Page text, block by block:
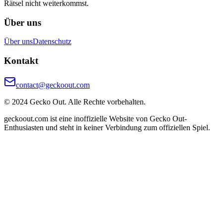
Rätsel nicht weiterkommst.
Über uns
Über unsDatenschutz
Kontakt
contact@geckoout.com
© 2024 Gecko Out. Alle Rechte vorbehalten.
geckoout.com ist eine inoffizielle Website von Gecko Out-
Enthusiasten und steht in keiner Verbindung zum offiziellen Spiel.